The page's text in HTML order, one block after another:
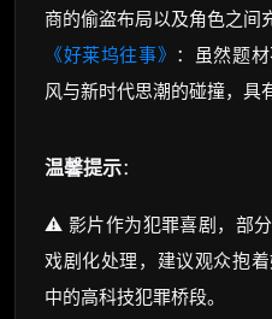
商的偷盗布局以及角色之间
《好莱坞往事》 ：虽然题
风与新时代思潮的碰撞，具
温馨提示：
⚠️ 影片作为犯罪喜剧，部
戏剧化处理，建议观众抱
中的高科技犯罪桥段。